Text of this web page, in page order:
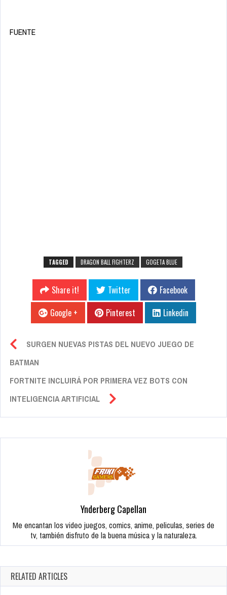
FUENTE
TAGGED DRAGON BALL FIGHTERZ GOGETA BLUE
Share it! Twitter
Facebook
Google +
Pinterest Linkedin
SURGEN NUEVAS PISTAS DEL NUEVO JUEGO DE
BATMAN
FORTNITE INCLUIRÁ POR PRIMERA VEZ BOTS CON
INTELIGENCIA ARTIFICIAL
Ynderberg Capellan
Me encantan los video juegos, comics, anime, peliculas, series de
tv, también disfruto de la buena música y la naturaleza.
RELATED ARTICLES